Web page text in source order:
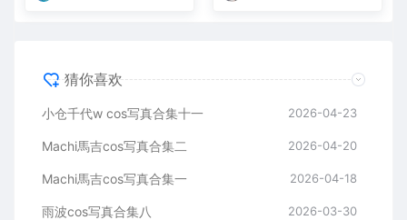
猜你喜欢
小仓千代w cos写真合集十一 2026-04-23
Machi馬吉cos写真合集二 2026-04-20
Machi馬吉cos写真合集一 2026-04-18
雨波cos写真合集八 2026-03-30